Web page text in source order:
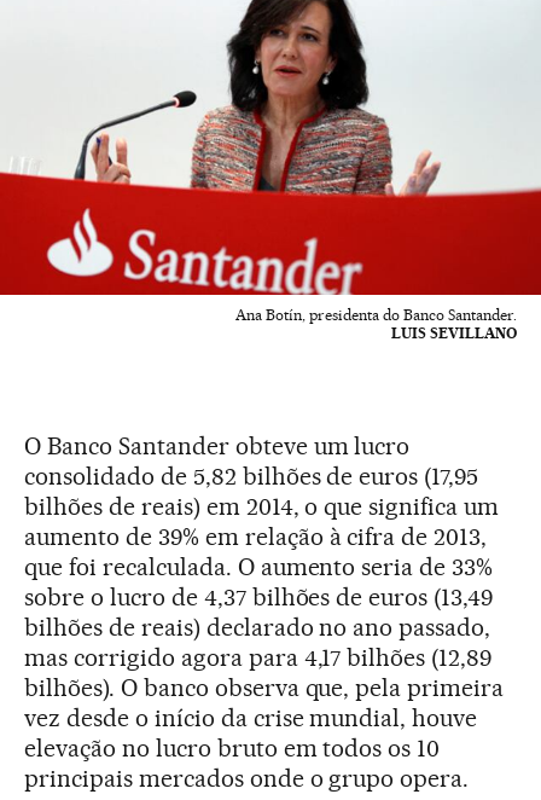
Ana Botín, presidenta do Banco Santander.
LUIS SEVILLANO
O Banco Santander obteve um lucro
consolidado de 5,82 bilhões de euros (17,95
bilhões de reais) em 2014, o que significa um
aumento de 39% em relação à cifra de 2013,
que foi recalculada. O aumento seria de 33%
sobre o lucro de 4,37 bilhões de euros (13,49
bilhões de reais) declarado no ano passado,
mas corrigido agora para 4,17 bilhões (12,89
bilhões). O banco observa que, pela primeira
vez desde o início da crise mundial, houve
elevação no lucro bruto em todos os 10
principais mercados onde o grupo opera.